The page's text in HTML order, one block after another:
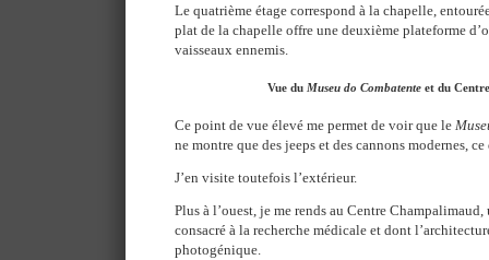
Le quatrième étage correspond à la chapelle,
plat de la chapelle offre une deuxième plateforme
vaisseaux ennemis.
Vue du Museu do Combatenteet du
Ce point de vue élevé me permet de voir que le
ne montre que des jeeps et des cannons modernes,
J’en visite toutefois l’extérieur.
Plus à l’ouest, je me rends au Centre
consacré à la recherche médicale et dont
photogénique.